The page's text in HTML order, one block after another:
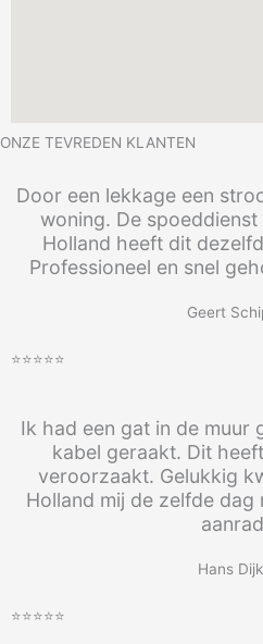
ONZE TEVREDEN KLANTEN
Door een lekkage een
woning. De
Holland heeft dit
Professioneel en snel
Geert
⭐⭐⭐⭐⭐
Ik had een gat in de muur
kabel geraakt. Dit
veroorzaakt. Gelukkig
Holland mij de zelfde dag
Hans
⭐⭐⭐⭐⭐